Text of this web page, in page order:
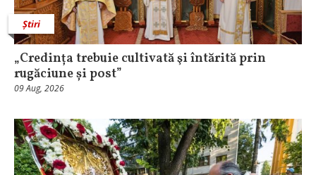
Știri
„Credința trebuie cultivată şi întărită prin
rugăciune și post”
09 Aug, 2026